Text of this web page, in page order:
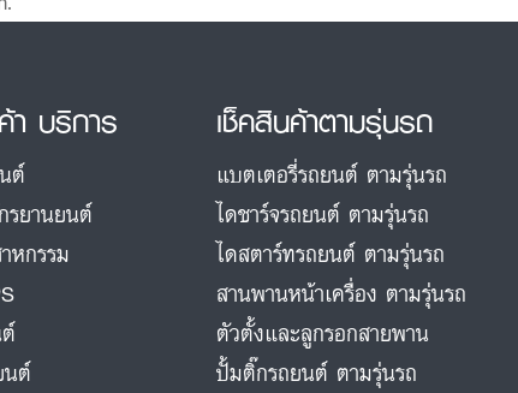
า บริการ
ต์
รยานยนต์
หกรรม
นต์
เช็คสินค้าตามรุ่นรถ
แบตเตอรี่รถยนต์ ตามรุ่นรถ
ไดชาร์จรถยนต์ ตามรุ่นรถ
ไดสตาร์ทรถยนต์ ตามรุ่นรถ
สานพานหน้าเครื่อง ตามรุ่นรถ
ตัวตั้งและลูกรอกสายพาน
ปั้มติ๊กรถยนต์ ตามรุ่นรถ